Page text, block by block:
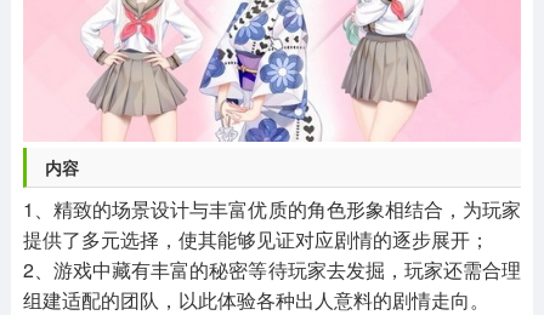
内容
1、精致的场景设计与丰富优质的角色形象相结合，为玩家
提供了多元选择，使其能够见证对应剧情的逐步展开；
2、游戏中藏有丰富的秘密等待玩家去发掘，玩家还需合理
组建适配的团队，以此体验各种出人意料的剧情走向。